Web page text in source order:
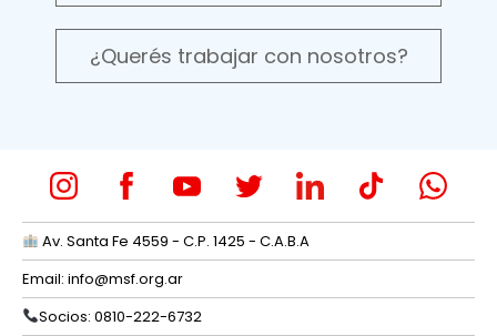
¿Querés trabajar con nosotros?
Av. Santa Fe 4559 - C.P. 1425 - C.A.B.A
Email: info@msf.org.ar
Socios: 0810-222-6732